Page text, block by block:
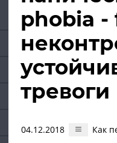
phobia
тревоги
04.12.2018 Как